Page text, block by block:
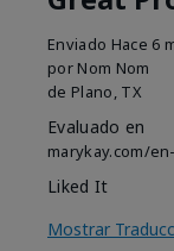
Enviado Hace 6
por Nom Nom
de Plano, TX
Evaluado en
marykay.com/
Liked It
Mostrar